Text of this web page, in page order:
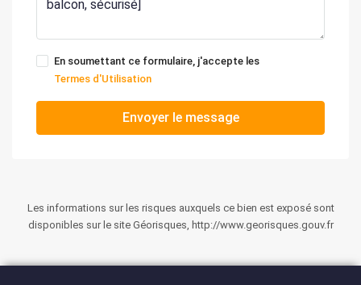
En soumettant ce formulaire, j'accepte les
Termes d'Utilisation
Envoyer le message
Les informations sur les risques auxquels ce bien est exposé sont
disponibles sur le site Géorisques, http://www.georisques.gouv.fr